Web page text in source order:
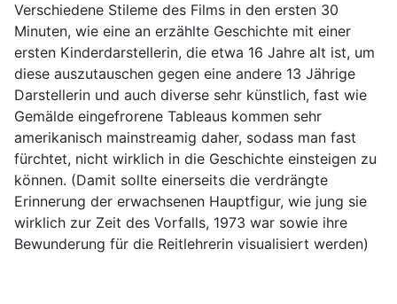
Verschiedene Stileme des Films in den ersten 30
Minuten, wie eine an erzählte Geschichte mit einer
ersten Kinderdarstellerin, die etwa 16 Jahre alt ist, um
diese auszutauschen gegen eine andere 13 Jährige
Darstellerin und auch diverse sehr künstlich, fast wie
Gemälde eingefrorene Tableaus kommen sehr
amerikanisch mainstreamig daher, sodass man fast
fürchtet, nicht wirklich in die Geschichte einsteigen zu
können. (Damit sollte einerseits die verdrängte
Erinnerung der erwachsenen Hauptfigur, wie jung sie
wirklich zur Zeit des Vorfalls, 1973 war sowie ihre
Bewunderung für die Reitlehrerin visualisiert werden)